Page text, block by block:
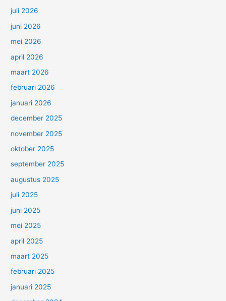
juli 2026
juni 2026
mei 2026
april 2026
maart 2026
februari 2026
januari 2026
december 2025
november 2025
oktober 2025
september 2025
augustus 2025
juli 2025
juni 2025
mei 2025
april 2025
maart 2025
februari 2025
januari 2025